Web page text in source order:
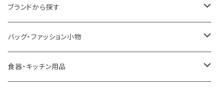
ブランドから探す
LOQI
ideaco
バッグ・ファッション小物
エコバッグ
食器・キッチン用品